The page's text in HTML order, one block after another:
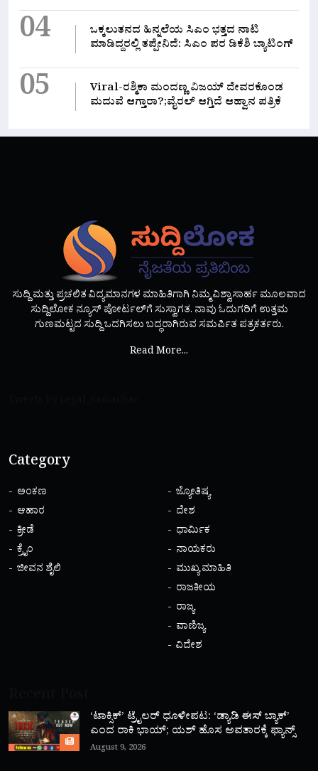
04
ಒಕ್ಕಲುತನದ ಹಿನ್ನಲೆಯ ಸಿಎಂ ಭತ್ತದ ನಾಟಿ
ಮಾಡಿದ್ದರಲ್ಲಿ‌ ತಪ್ಪೇನಿದೆ: ಸಿಎಂ ಪರ ಡಿಕೆಶಿ ಬ್ಯಾಟಿಂಗ್
05
Viral-ರಶ್ಮಿಕಾ ಮಂದಣ್ಣ ವಿಜಯ್ ದೇವರಕೊಂಡ
ಮದುವೆ ಆಗ್ತಾರಾ?;ವೈರಲ್ ಆಗ್ತಿದೆ ಆಹ್ವಾನ ಪತ್ರಿಕೆ
ಸುದ್ದಿ ಮತ್ತು ಪ್ರಚಲಿತ ವಿದ್ಯಮಾನಗಳ ಮಾಹಿತಿಗಾಗಿ ನಿಮ್ಮ ವಿಶ್ವಾಸಾರ್ಹ ಮೂಲವಾದ
ಸುದ್ದಿಲೋಕ ನ್ಯೂಸ್ ಪೋರ್ಟಲ್‌ಗೆ ಸುಸ್ವಾಗತ. ನಾವು ಓದುಗರಿಗೆ ಉತ್ತಮ
ಗುಣಮಟ್ಟದ ಸುದ್ದಿ ಒದಗಿಸಲು ಬದ್ಧರಾಗಿರುವ ಸಮರ್ಪಿತ ಪತ್ರಕರ್ತರು.
Read More...
Category
ಅಂಕಣ
ಆಹಾರ
ಕ್ರೀಡೆ
ಕ್ರೈಂ
ಜೀವನ ಶೈಲಿ
ಜ್ಯೋತಿಷ್ಯ
ದೇಶ
ಧಾರ್ಮಿಕ
ನಾಯಕರು
ಮುಖ್ಯ ಮಾಹಿತಿ
ರಾಜಕೀಯ
ರಾಜ್ಯ
ವಾಣಿಜ್ಯ
ವಿದೇಶ
‘ಟಾಕ್ಸಿಕ್’ ಟ್ರೈಲರ್ ಧೂಳೀಪಟ: ‘ಡ್ಯಾಡಿ ಈಸ್ ಬ್ಯಾಕ್’
ಎಂದ ರಾಕಿ ಭಾಯ್; ಯಶ್ ಹೊಸ ಅವತಾರಕ್ಕೆ ಫ್ಯಾನ್ಸ್
ಫಿದಾ!
August 9, 2026